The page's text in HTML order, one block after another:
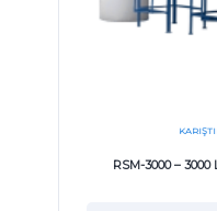
RSM-3000 – 3000